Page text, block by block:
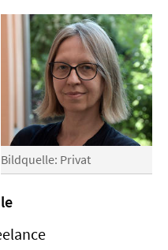
Bildquelle: Privat